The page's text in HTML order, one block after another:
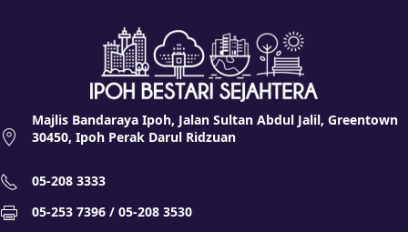
Majlis Bandaraya Ipoh, Jalan Sultan Abdul Jalil, Greentown
30450, Ipoh Perak Darul Ridzuan
05-208 3333
05-253 7396 / 05-208 3530